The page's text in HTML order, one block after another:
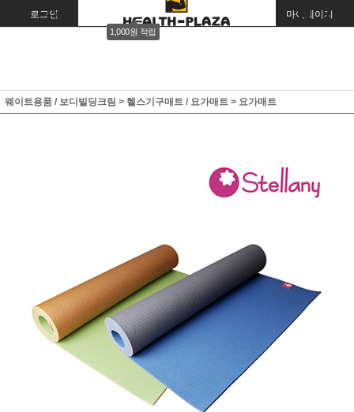
로그인 회원가입
1,000원 적립
주문조회 마이페이지
웨이트용품 / 보디빌딩크림 > 헬스기구매트 / 요가매트 > 요가매트